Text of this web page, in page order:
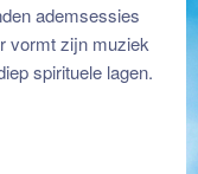
ademsessies
vormt zijn muziek
spirituele lagen.